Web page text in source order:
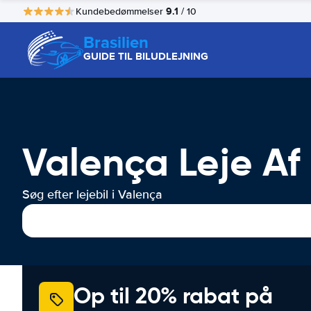
Kundebedømmelser 9.1 / 10
Brasilien
GUIDE TIL BILUDLEJNING
Valença Leje Af
Søg efter lejebil i Valença
Op til 20% rabat på